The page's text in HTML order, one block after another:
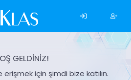
GELDİNİZ!
için şimdi bize katılın.